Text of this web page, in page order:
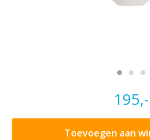
195,-
Toevoegen aan